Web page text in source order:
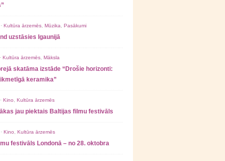
Kultūra ārzemēs Mūzika Pasākumi
uzstāsies Igaunijā
Kultūra ārzemēs Māksla
skatāma izstāde “Drošie horizonti:
keramika”
Kino Kultūra ārzemēs
jau piektais Baltijas filmu festivāls
Kino Kultūra ārzemēs
festivāls Londonā – no 28. oktobra